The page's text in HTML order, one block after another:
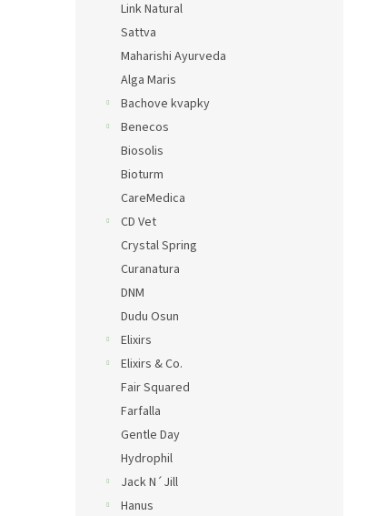
Link Natural
Sattva
Maharishi Ayurveda
Alga Maris
Bachove kvapky
Benecos
Biosolis
Bioturm
CareMedica
CD Vet
Crystal Spring
Curanatura
DNM
Dudu Osun
Elixirs
Elixirs & Co.
Fair Squared
Farfalla
Gentle Day
Hydrophil
Jack N´Jill
Hanus